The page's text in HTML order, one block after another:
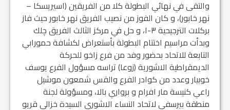
والتقى في نهائي البطولة كلا من الفريقين (اسيريسكا –
نهر خابور)، و كان الفوز من نصيب الفريق نهر خابور حيث فاز
بركلات الترجيحية ٣-١، و حل في مركز الثالث الفريق چلك
وبدأت مراسيم اختتام البطولة بأستعراض لكشافة حمورابي
التابعة للاتحاد بحضور وفد من فرع زاخو للحركة
الديمقراطية الاشورية (زوعا) تراسه مسؤول الفرع يوسف
خوبيار وعدد من كوادر الفرع والقس شمعون موشيل
راعي كنيسة مار افرام و برواري بالا، ومسؤولة لجنة
منطقة بيرسفي لاتحاد النساء الاشوري السيدة خزالي قريو